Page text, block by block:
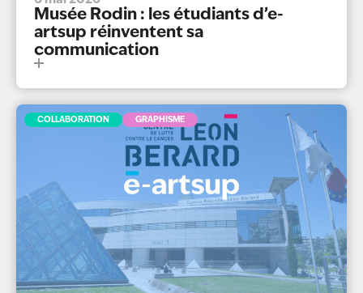
Musée Rodin : les étudiants d’e-
artsup réinventent sa
communication
COLLABORATION GRAPHISME